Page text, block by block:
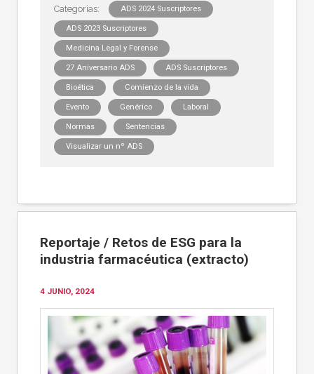
ADS 2024 Suscriptores
ADS 2023 Suscriptores
Medicina Legal y Forense
27 Aniversario ADS ADS Suscriptores
Bioética Comienzo de la vida
Evento Genérico Laboral
Normas Sentencias
Visualizar un nº ADS
Reportaje / Retos de ESG para la
industria farmacéutica (extracto)
4 JUNIO, 2024